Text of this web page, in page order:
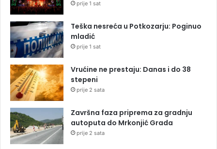
prije 1 sat
Teška nesreća u Potkozarju: Poginuo
mladić
prije 1 sat
Vrućine ne prestaju: Danas i do 38
stepeni
prije 2 sata
Završna faza priprema za gradnju
autoputa do Mrkonjić Grada
prije 2 sata